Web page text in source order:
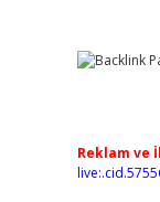
Reklam ve